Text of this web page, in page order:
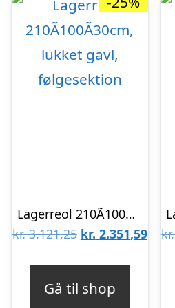
Lagerreol 210Ã100Ã30cm, lukket gavl, følgesektion
kr.3.121,25 Den
var:
kr. 2.351,59Den
Gå til shop
kr.